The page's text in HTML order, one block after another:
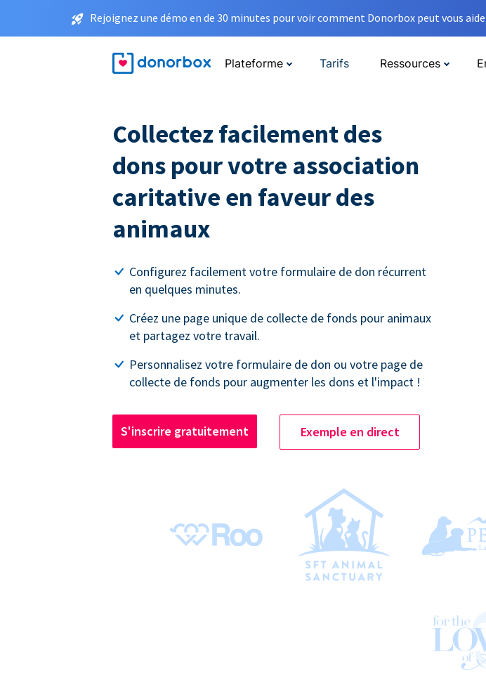
Rejoignez une démo en de 30 minutes pour voir comment Donorbox peut vous
Plateforme Tarifs Ressources
Collectez facilement des
dons pour votre association
caritative en faveur des
animaux
Configurez facilement votre formulaire de don récurrent
en quelques minutes.
Créez une page unique de collecte de fonds pour animaux
et partagez votre travail.
Personnalisez votre formulaire de don ou votre page de
collecte de fonds pour augmenter les dons et l'impact !
S'inscrire gratuitement Exemple en direct